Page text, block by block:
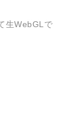
生WebGLで